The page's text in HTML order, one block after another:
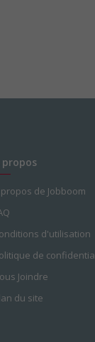
propos
de Jobboom
d'utilisation
de
Joindre
du site